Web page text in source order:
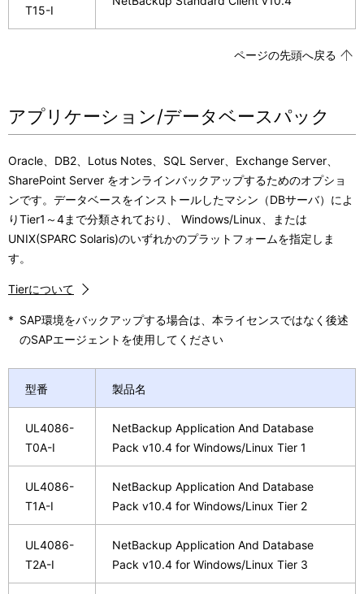
T15-I
ページの先頭へ戻る
アプリケーション/データベースパック
Oracle、DB2、Lotus Notes、SQL Server、Exchange Server、
SharePoint Server をオンラインバックアップするためのオプショ
ンです。データベースをインストールしたマシン（DBサーバ）によ
りTier1～4まで分類されており、 Windows/Linux、または
UNIX(SPARC Solaris)のいずれかのプラットフォームを指定しま
す。
Tierについて
* SAP環境をバックアップする場合は、本ライセンスではなく後述
のSAPエージェントを使用してください
型番 製品名
UL4086-
T0A-I
NetBackup Application And Database
Pack v10.4 for Windows/Linux Tier 1
UL4086-
T1A-I
NetBackup Application And Database
Pack v10.4 for Windows/Linux Tier 2
UL4086-
T2A-I
NetBackup Application And Database
Pack v10.4 for Windows/Linux Tier 3